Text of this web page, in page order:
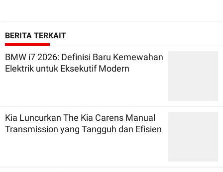
BERITA TERKAIT
BMW i7 2026: Definisi Baru Kemewahan
Elektrik untuk Eksekutif Modern
Kia Luncurkan The Kia Carens Manual
Transmission yang Tangguh dan Efisien